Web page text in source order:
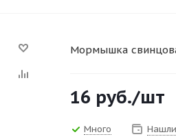
Мормышка
16 руб./шт
Много